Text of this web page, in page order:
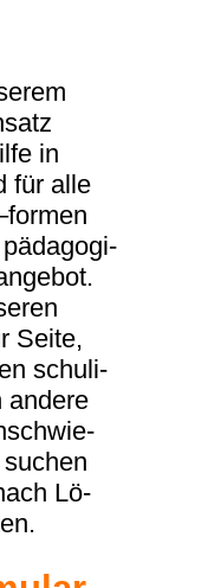
in
für alle
päd­ago­gi­
Seite,
schu­li­
an­de­re
Lö­